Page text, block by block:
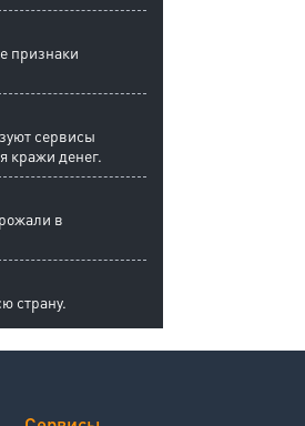
признаки
сервисы
кражи денег.
в
страну.